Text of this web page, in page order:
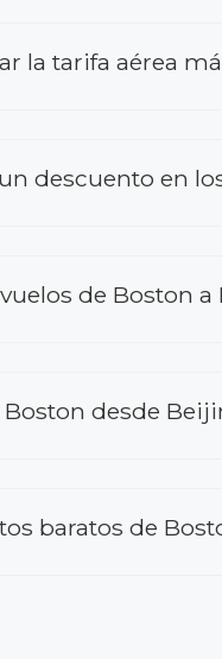
la tarifa aérea
descuento en
de Boston
desde
baratos de